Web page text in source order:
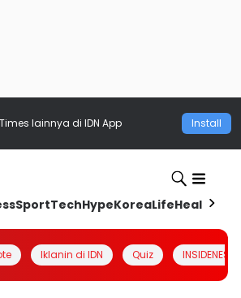
lainnya di IDN App Install
SportTechHypeKoreaLifeHealth
Iklanin di IDN Quiz INSIDENESIA